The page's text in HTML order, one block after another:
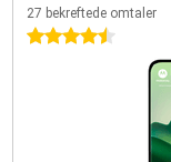
27 bekreftede omtaler
4.5 stjerner